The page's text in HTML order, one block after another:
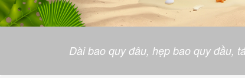
Dài bao quy đâu, hẹp bao quy đầu,